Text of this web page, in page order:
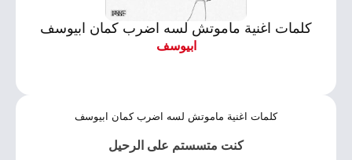
كلمات اغنية ماموتش لسه اضرب كمان ابيوسف
ابيوسف
كلمات اغنية ماموتش لسه اضرب كمان ابيوسف
كنت متسستم على الرحيل